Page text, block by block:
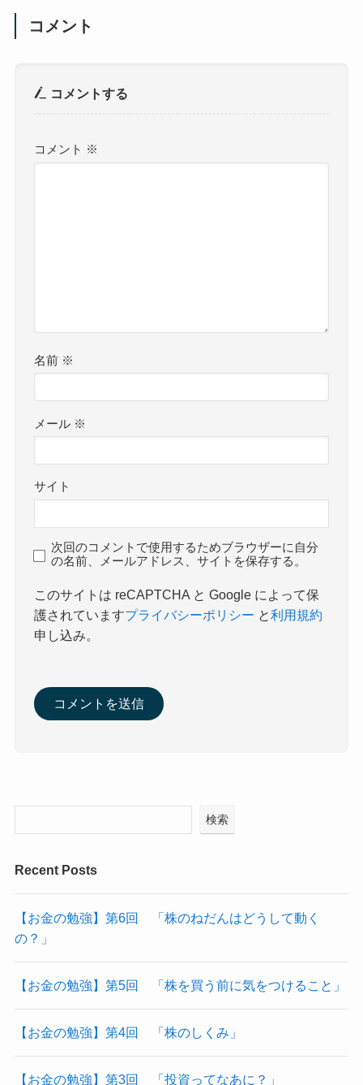
コメント
コメントする
コメント ※
名前 ※
メール ※
サイト
次回のコメントで使用するためブラウザーに自分
の名前、メールアドレス、サイトを保存する。
このサイトは reCAPTCHA と Google によって保
護されていますプライバシーポリシー と利用規約
申し込み。
検索
Recent Posts
【お金の勉強】第6回 「株のねだんはどうして動く
の？」
【お金の勉強】第5回 「株を買う前に気をつけること」
【お金の勉強】第4回 「株のしくみ」
【お金の勉強】第3回 「投資ってなあに？」